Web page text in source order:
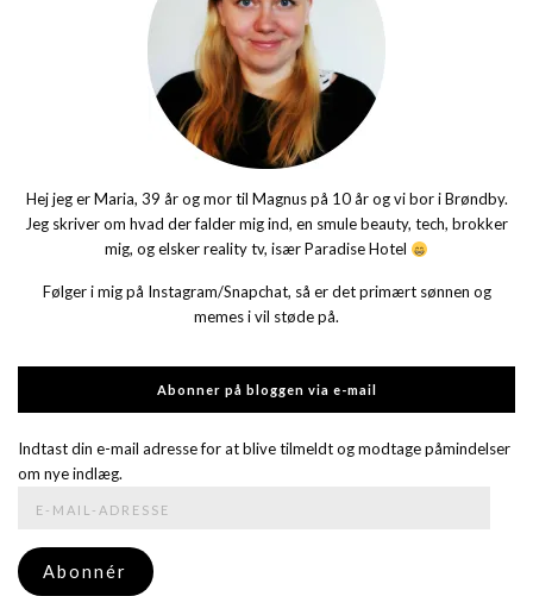
Hej jeg er Maria, 39 år og mor til Magnus på 10 år og vi bor i Brøndby.
Jeg skriver om hvad der falder mig ind, en smule beauty, tech, brokker
mig, og elsker reality tv, især Paradise Hotel
Følger i mig på Instagram/Snapchat, så er det primært sønnen og
memes i vil støde på.
Abonner på bloggen via e-mail
Indtast din e-mail adresse for at blive tilmeldt og modtage påmindelser
om nye indlæg.
adresse
Abonnér